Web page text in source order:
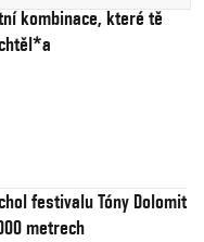
kombinace, které tě
festivalu Tóny Dolomit
metrech